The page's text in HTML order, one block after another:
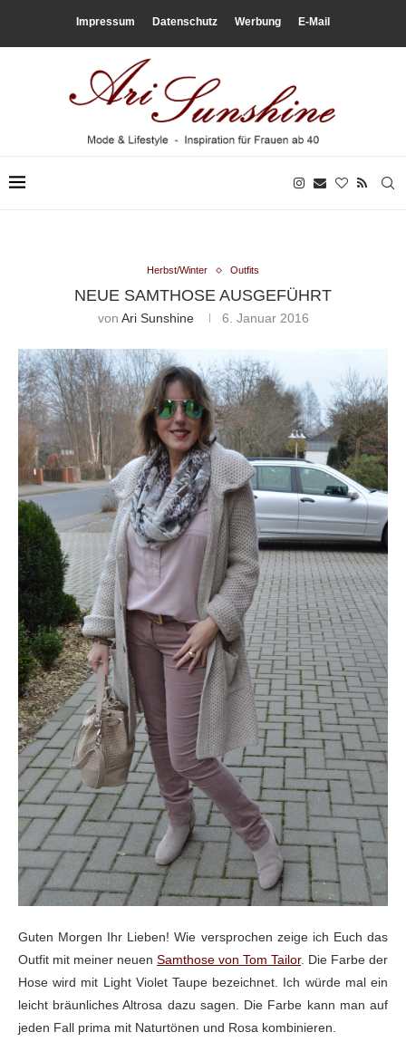
Impressum Datenschutz Werbung E-Mail
Herbst/Winter Outfits
NEUE SAMTHOSE AUSGEFÜHRT
von Ari Sunshine 6. Januar 2016
Guten Morgen Ihr Lieben! Wie versprochen zeige ich Euch das
Outfit mit meiner neuen Samthose von Tom Tailor. Die Farbe der
Hose wird mit Light Violet Taupe bezeichnet. Ich würde mal ein
leicht bräunliches Altrosa dazu sagen. Die Farbe kann man auf
jeden Fall prima mit Naturtönen und Rosa kombinieren.